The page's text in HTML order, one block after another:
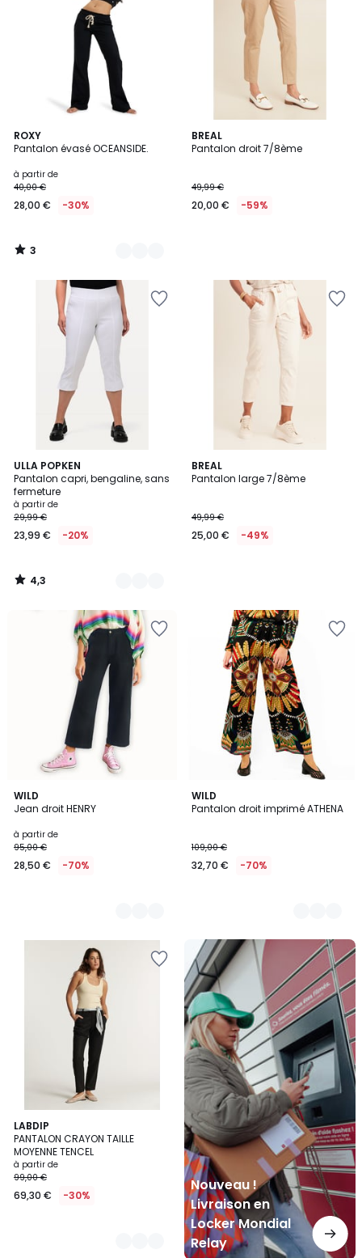
ROXY
Pantalon évasé OCEANSIDE.
à partir de
40,00 €
28,00 € -30%
3
/
5
Couleurs
3
/
BREAL
Pantalon droit 7/8ème
49,99 €
20,00 € -59%
ULLA POPKEN
Pantalon capri, bengaline, sans
fermeture
à partir de
29,99 €
23,99 € -20%
4,3
/ 5
4
Couleurs
4,3
/
BREAL
Pantalon large 7/8ème
49,99 €
25,00 € -49%
WILD
Jean droit HENRY
à partir de
95,00 €
28,50 € -70%
24
Couleurs
WILD
Pantalon droit imprimé ATHENA
109,00 €
32,70 € -70%
3
Couleurs
LABDIP
PANTALON CRAYON TAILLE
MOYENNE TENCEL
à partir de
99,00 €
69,30 € -30%
7
Couleurs
Nouveau !
Livraison en
Locker Mondial
Relay
Nouveau
Livraison
en
Locker
Mondial
Relay